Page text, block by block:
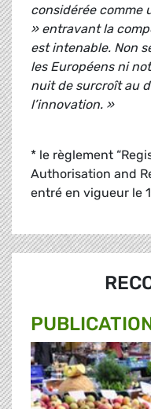
considérée comme
» entravant la
est intenable. Non
les Européens ni
nuit de surcroît au
l’innovation. »
* le règlement
Authorisation and
entré en vigueur le